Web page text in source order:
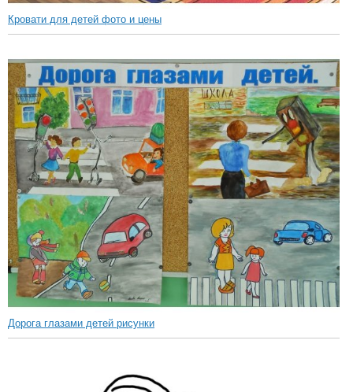
Кровати для детей фото и цены
Дорога глазами детей рисунки